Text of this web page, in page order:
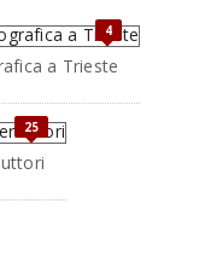
4
a Trieste
25